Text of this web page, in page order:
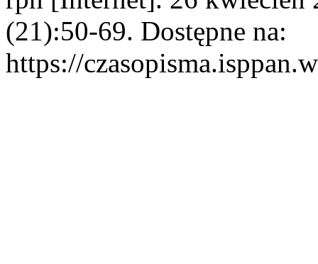
(21):50-69. Dostępne na:
https://